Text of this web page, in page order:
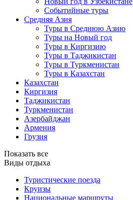
Событийные туры
Средняя Азия
Туры в Среднюю Азию
Туры на Новый год
Туры в Киргизию
Туры в Таджикистан
Туры в Туркменистан
Туры в Казахстан
Казахстан
Киргизия
Таджикистан
Туркменистан
Азербайджан
Армения
Грузия
Показать все
Виды отдыха
Туристические поезда
Круизы
Национальные маршруты